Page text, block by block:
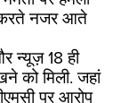
करते नजर आते
न्यूज़ 18 ही
को मिली. जहां
पर आरोप